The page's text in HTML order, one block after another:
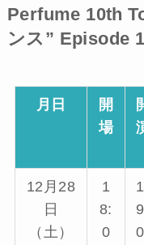
Perfume 10th
ンス” Episode
月日
開
場
12月28
日
（土）
1
8:
0
1
0